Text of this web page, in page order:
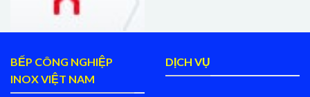
BẾP CÔNG NGHIỆP
INOX VIỆT NAM
DỊCH VỤ